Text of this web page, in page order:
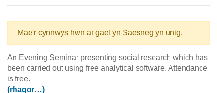
Mae'r cynnwys hwn ar gael yn Saesneg yn unig.
An Evening Seminar presenting social research which has
been carried out using free analytical software. Attendance
is free.
(rhagor…)